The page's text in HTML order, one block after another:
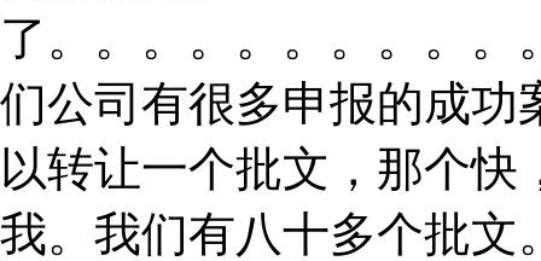
了。。。。。。。。。
们公司有很多申报的成功
以转让一个批文，那个
我。我们有八十多个批文